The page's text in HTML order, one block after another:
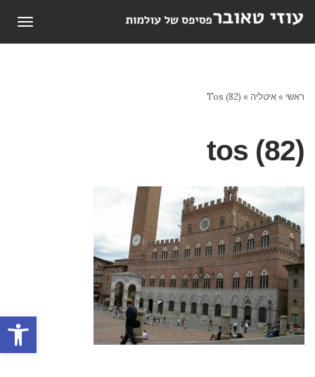
פתח
ראשי »איטליה »
Tos (82)
tos (82)